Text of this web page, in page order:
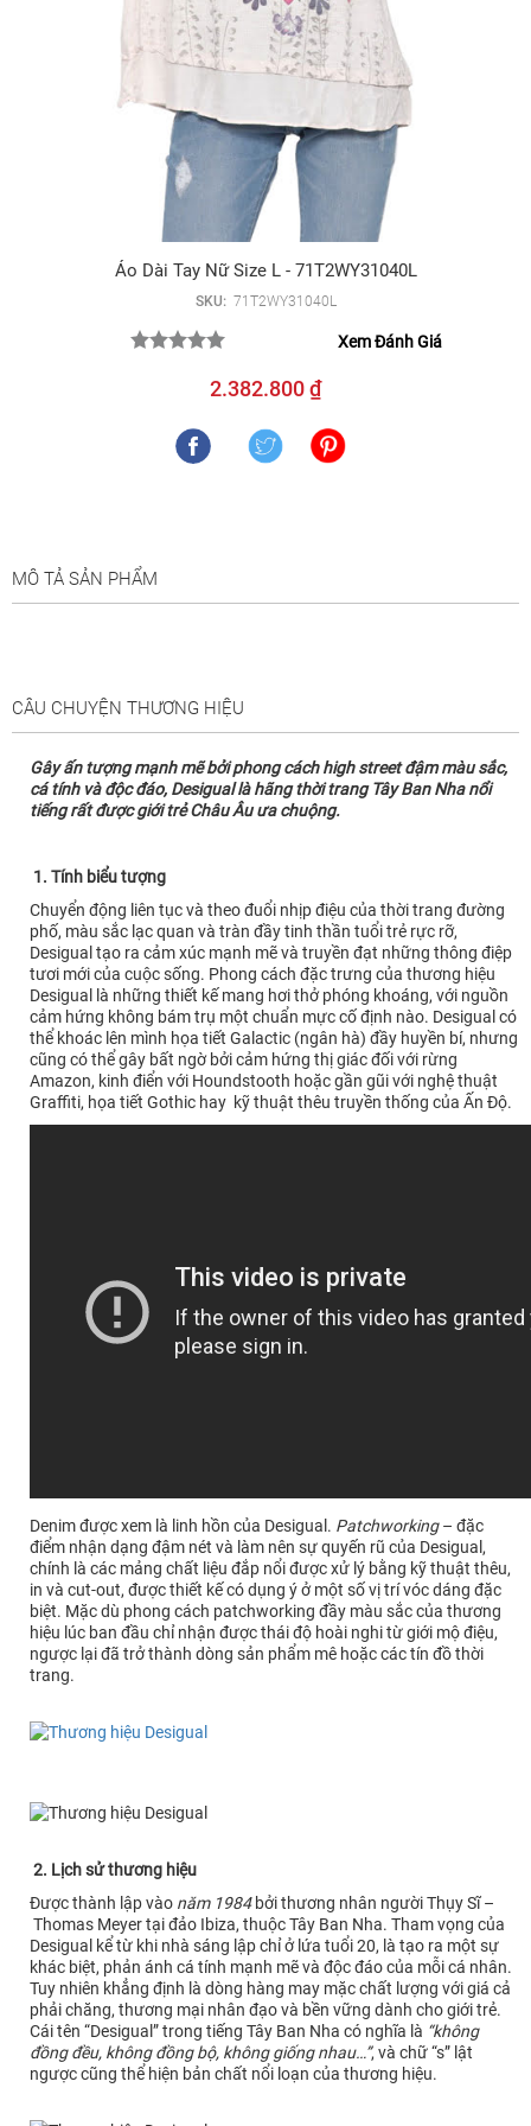
Áo Dài Tay Nữ Size L - 71T2WY31040L
SKU: 71T2WY31040L
Xem Đánh Giá
2.382.800 ₫
MÔ TẢ SẢN PHẨM
CÂU CHUYỆN THƯƠNG HIỆU
Gây ấn tượng mạnh mẽ bởi phong cách high street đậm màu sắc,
cá tính và độc đáo, Desigual là hãng thời trang Tây Ban Nha nổi
tiếng rất được giới trẻ Châu Âu ưa chuộng.
1. Tính biểu tượng
Chuyển động liên tục và theo đuổi nhịp điệu của thời trang đường
phố, màu sắc lạc quan và tràn đầy tinh thần tuổi trẻ rực rỡ,
Desigual tạo ra cảm xúc mạnh mẽ và truyền đạt những thông điệp
tươi mới của cuộc sống. Phong cách đặc trưng của thương hiệu
Desigual là những thiết kế mang hơi thở phóng khoáng, với nguồn
cảm hứng không bám trụ một chuẩn mực cố định nào. Desigual có
thể khoác lên mình họa tiết Galactic (ngân hà) đầy huyền bí, nhưng
cũng có thể gây bất ngờ bởi cảm hứng thị giác đối với rừng
Amazon, kinh điển với Houndstooth hoặc gần gũi với nghệ thuật
Graffiti, họa tiết Gothic hay kỹ thuật thêu truyền thống của Ấn Độ.
Denim được xem là linh hồn của Desigual. Patchworking– đặc
điểm nhận dạng đậm nét và làm nên sự quyến rũ của Desigual,
chính là các mảng chất liệu đắp nổi được xử lý bằng kỹ thuật thêu,
in và cut-out, được thiết kế có dụng ý ở một số vị trí vóc dáng đặc
biệt. Mặc dù phong cách patchworking đầy màu sắc của thương
hiệu lúc ban đầu chỉ nhận được thái độ hoài nghi từ giới mộ điệu,
ngược lại đã trở thành dòng sản phẩm mê hoặc các tín đồ thời
trang.
2. Lịch sử thương hiệu
Được thành lập vào năm 1984bởi thương nhân người Thụy Sĩ –
Thomas Meyer tại đảo Ibiza, thuộc Tây Ban Nha. Tham vọng của
Desigual kể từ khi nhà sáng lập chỉ ở lứa tuổi 20, là tạo ra một sự
khác biệt, phản ánh cá tính mạnh mẽ và độc đáo của mỗi cá nhân.
Tuy nhiên khẳng định là dòng hàng may mặc chất lượng với giá cả
phải chăng, thương mại nhân đạo và bền vững dành cho giới trẻ.
Cái tên “Desigual” trong tiếng Tây Ban Nha có nghĩa là “không
đồng đều, không đồng bộ, không giống nhau…”, và chữ “s” lật
ngược cũng thể hiện bản chất nổi loạn của thương hiệu.